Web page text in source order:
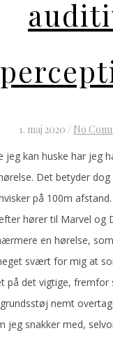
1. maj 2020 / No
jeg kan huske har jeg
Det betyder
på 100m
hører til Marvel og
en hørelse,
svært for mig at
på det vigtige, fremfor
nemt
jeg snakker med,